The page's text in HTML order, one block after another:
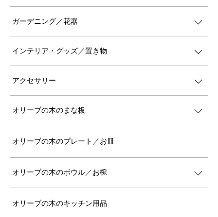
ガーデニング／花器
インテリア・グッズ／置き物
アクセサリー
オリーブの木のまな板
オリーブの木のプレート／お皿
オリーブの木のボウル／お椀
オリーブの木のキッチン用品